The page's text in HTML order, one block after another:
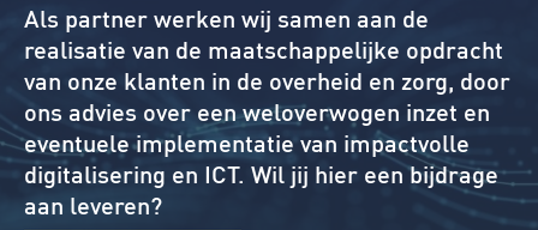
Als partner werken wij samen aan de
realisatie van de maatschappelijke opdracht
van onze klanten in de overheid en zorg, door
ons advies over een weloverwogen inzet en
eventuele implementatie van impactvolle
digitalisering en ICT. Wil jij hier een bijdrage
aan leveren?